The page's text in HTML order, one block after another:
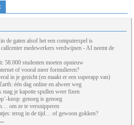
de gaten alsof het een computerspel is
medewerkers verdwijnen - AI neemt de
58.000 studenten moeten opnieuw
of vooral meer formulieren?
in je gezicht (en maakt er een superapp van)
één dag online en alweer weg
mag je kapotte spullen weer fixen
knop: genoeg is genoeg
om ze te versnipperen
terug in de tijd… of gewoon gokken?